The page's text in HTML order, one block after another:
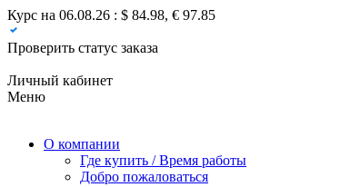
Курс на 06.08.26 : $ 84.98, € 97.85
Проверить статус заказа
Личный кабинет
Меню
О компании
Где купить / Время работы
Добро пожаловаться